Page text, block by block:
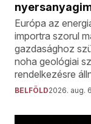
Európa az
importra szorul
gazdasághoz
noha geológiai
rendelkezésre
BELFÖLD2026. aug.